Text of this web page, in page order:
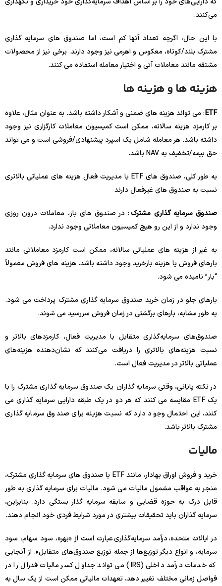
می‌کنند.
با این حال، اگرچه تعداد آنها کم است، اما صندوق های سرمایه گذاری
مشترک بلند/کوتاه، معکوس و اهرمی نیز وجود دارند. برخی نیز از محصولات
مشتقه مانند معاملات آتی و اختیار معامله استفاده می کنند.
هزینه ها و هزینه ها
ETF: می تواند هزینه های ضمنی و آشکار داشته باشد. به عنوان مثال، علاوه
بر کارمزد هزینه سالانه، ممکن است کمیسیون معاملات کارگزاری نیز وجود
داشته باشد. هر معامله شامل یک اسپرد پیشنهادی/فروشی است و می تواند
حق بیمه/تخفیف به NAV باشد.
به طور کلی، صندوق های ETF با مدیریت فعال هزینه های عملیاتی بالاتری
نسبت به صندوق های غیرفعال دارند
صندوق سرمایه گذاری مشترک: در صندوق های باز، معاملات درون روزی
وجود ندارد و از این رو هیچ کمیسیون معاملاتی وجود ندارد.
به غیر از هزینه های عملیاتی سالانه، ممکن است کارمزد معاملاتی مانند
بارهای فروش یا هزینه بازخرید وجود داشته باشد. هزینه های فروش معمولاً
“بار” نامیده می شود.
بارهای جلو در زمان خرید صندوق سرمایه گذاری مشترک پرداخت می شود.
به طور مشابه، بارهای برگشتی در زمان فروش سررسید می شوند.
صندوق‌های سرمایه‌گذاری متقابل با مدیریت فعال، کارمزدهای بالاتر و
نسبت هزینه‌های بالاتری را دریافت می‌کنند که نشان‌دهنده هزینه‌های
عملیاتی بالاتر در مدیریت فعال است.
در نکته پایانی، وقتی سرمایه گذاران یک صندوق سرمایه گذاری مشترک را با
یک ETF مقایسه می کنند که هر دو در یک طبقه دارایی سرمایه گذاری می
کنند، این احتمال وجود دارد که نسبت هزینه برای صندوق سرمایه گذاری
مشترک بالاتر باشد.
مالیات
خرید و فروش اوراق بهادار، مانند ETF یا صندوق های سرمایه گذاری مشترک،
منجر به عواقب مشمول مالیات می شود. مالیات برای سرمایه گذاری به طور
قابل درک به حوزه قضایی و سابقه سرمایه گذار بستگی دارد. بنابراین،
سرمایه گذاران باید تحقیقات بیشتری در مورد شرایط فردی خود انجام دهند.
در ایالات متحده، درآمد سرمایه‌گذاری عبارت است از «بهره، سود سهام، سود
سرمایه، و انواع دیگر توزیع‌ها از جمله توزیع صندوق‌های متقابل». از آنجایی
که خدمات درآمد داخلی (IRS) می تواند جداول کسر مالیات فدرال را در
فواصل زمانی مختلف تغییر دهد، تعهدات مالیاتی ممکن است از یک سال به